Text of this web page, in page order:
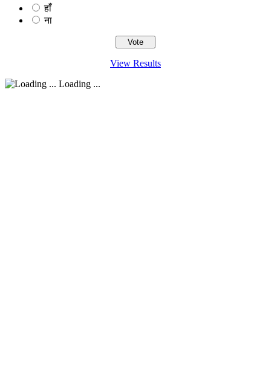
हाँ
ना
View Results
Loading ...